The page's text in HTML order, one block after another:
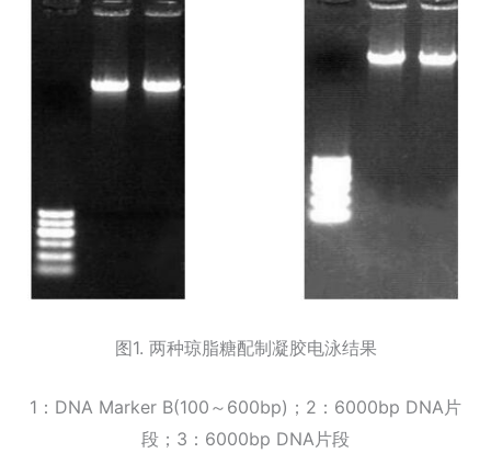
图1. 两种琼脂糖配制凝胶电泳结果
1：DNA Marker B(100～600bp)；2：6000bp DNA片
段；3：6000bp DNA片段